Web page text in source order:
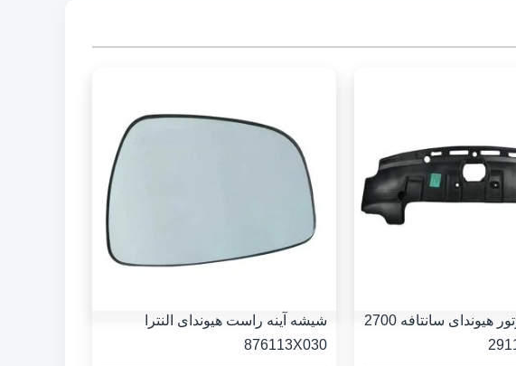
سینی زیر موتور هیوندای سانتافه 2700
شیشه آینه راست هیوندای النترا
876113X030